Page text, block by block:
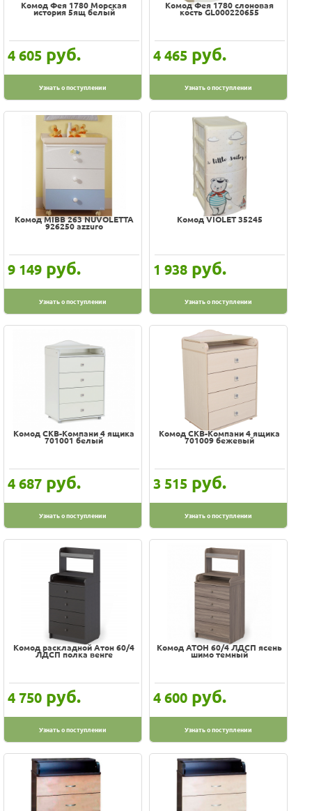
Комод Фея 1780 Морская
история 5ящ белый
4 605 руб.
Узнать о поступлении
Комод Фея 1780 слоновая
кость GL000220655
4 465 руб.
Узнать о поступлении
Комод MIBB 263 NUVOLETTA
926250 azzuro
9 149 руб.
Узнать о поступлении
Комод VIOLET 35245
1 938 руб.
Узнать о поступлении
Комод СКВ-Компани 4 ящика
701001 белый
4 687 руб.
Узнать о поступлении
Комод СКВ-Компани 4 ящика
701009 бежевый
3 515 руб.
Узнать о поступлении
Комод раскладной Атон 60/4
ЛДСП полка венге
4 750 руб.
Узнать о поступлении
Комод АТОН 60/4 ЛДСП ясень
шимо темный
4 600 руб.
Узнать о поступлении